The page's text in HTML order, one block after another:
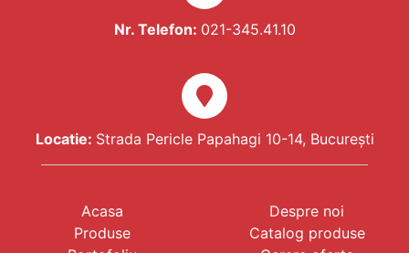
Nr. Telefon: 021-345.41.10
Locatie: Strada Pericle Papahagi 10-14, București
Acasa
Despre noi
Produse
Catalog produse